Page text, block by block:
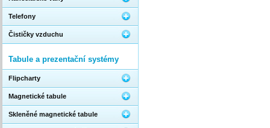
Telefony
Čističky vzduchu
Tabule a prezentační systémy
Flipcharty
Magnetické tabule
Skleněné magnetické tabule